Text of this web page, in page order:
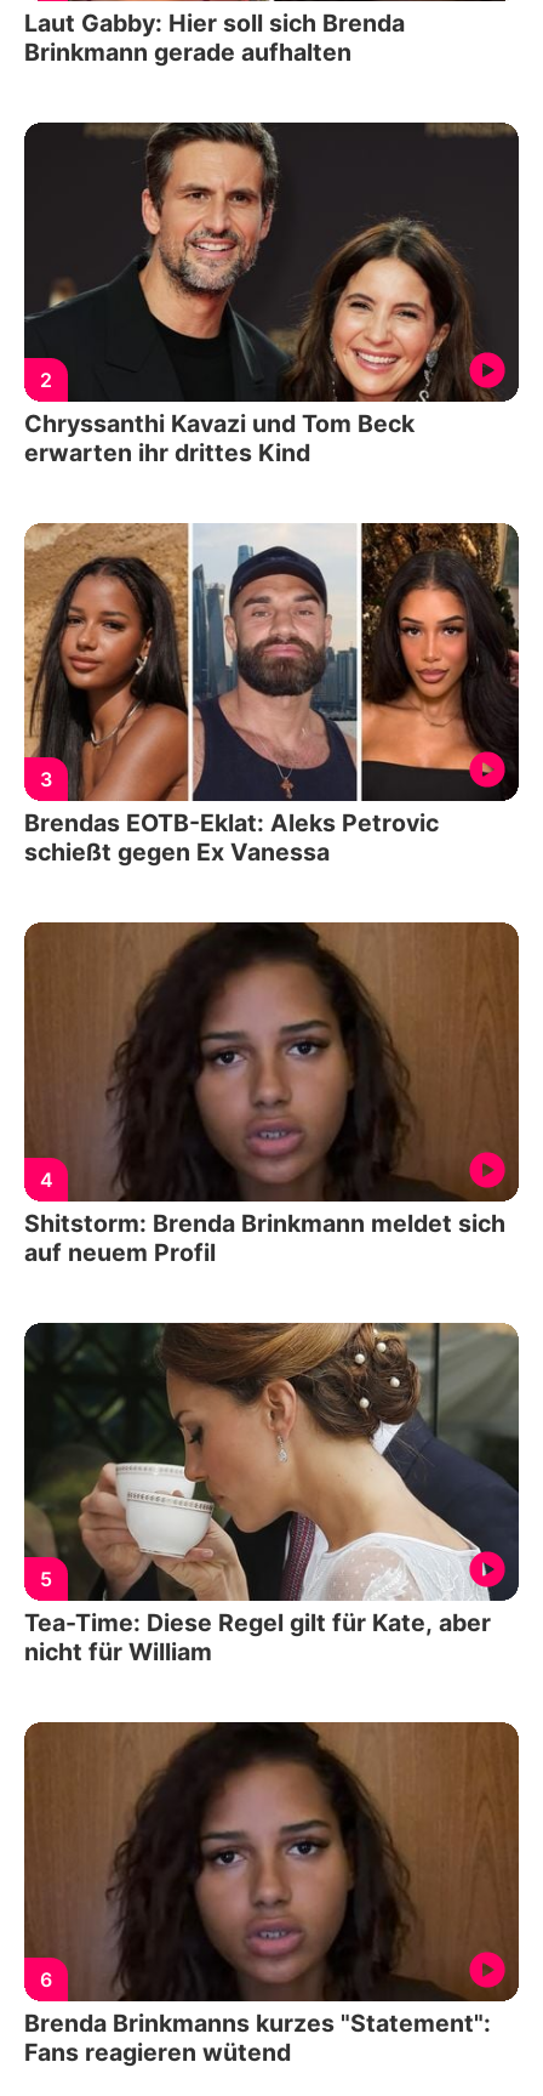
Laut Gabby: Hier soll sich Brenda
Brinkmann gerade aufhalten
2
Chryssanthi Kavazi und Tom Beck
erwarten ihr drittes Kind
3
Brendas EOTB-Eklat: Aleks Petrovic
schießt gegen Ex Vanessa
4
Shitstorm: Brenda Brinkmann meldet sich
auf neuem Profil
5
Tea-Time: Diese Regel gilt für Kate, aber
nicht für William
6
Brenda Brinkmanns kurzes "Statement":
Fans reagieren wütend